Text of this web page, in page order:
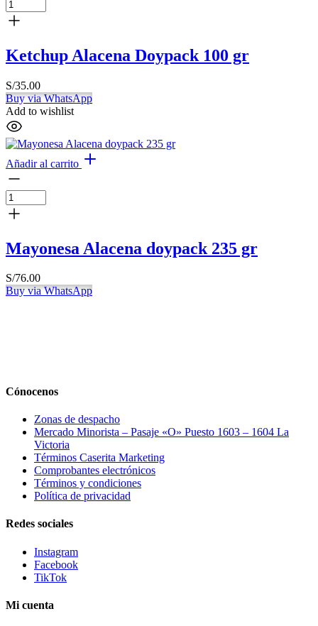
Ketchup Alacena Doypack 100 gr
S/35.00
Buy via WhatsApp
Add to wishlist
Añadir al carrito
Mayonesa Alacena doypack 235 gr
S/76.00
Buy via WhatsApp
Cónocenos
Zonas de despacho
Mercado Minorista – Pasaje «O» Puesto 1603 – 1604 La
Victoria
Términos Caserita Marketing
Comprobantes electrónicos
Términos y condiciones
Política de privacidad
Redes sociales
Instagram
Facebook
TikTok
Mi cuenta